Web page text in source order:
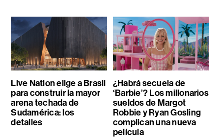
Live Nation elige a Brasil
para construir la mayor
arena techada de
Sudamérica: los
detalles
¿Habrá secuela de
‘Barbie’? Los millonarios
sueldos de Margot
Robbie y Ryan Gosling
complican una nueva
película